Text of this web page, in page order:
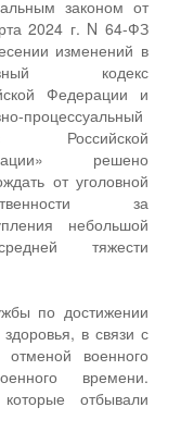
законом от
2024 г. N 64-ФЗ
изменений в
кодекс
Федерации и
процессуальный
Российской
решено
от уголовной
за
небольшой
тяжести
по достижении
в связи с
военного
времени.
отбывали